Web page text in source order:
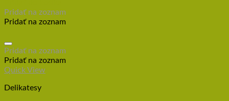
Pridať na zoznam
Pridať na zoznam
Pridať na zoznam
Pridať na zoznam
Quick View
Delikatesy